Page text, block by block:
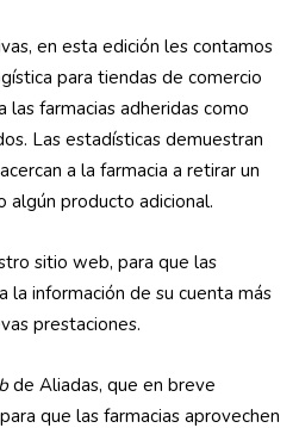
en esta edición les contamos
para tiendas de comercio
las farmacias adheridas como
Las estadísticas demuestran
a la farmacia a retirar un
algún producto adicional.
sitio web, para que las
la información de su cuenta más
prestaciones.
de Aliadas, que en breve
que las farmacias aprovechen